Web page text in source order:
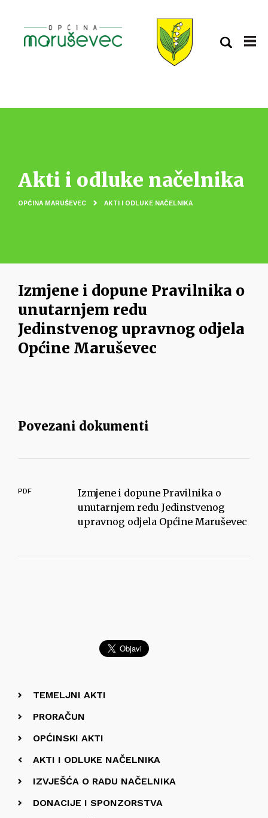
Akti i odluke načelnika
OPĆINA MARUŠEVEC AKTI I ODLUKE NAČELNIKA
Izmjene i dopune Pravilnika o
unutarnjem redu
Jedinstvenog upravnog odjela
Općine Maruševec
Povezani dokumenti
PDF
Izmjene i dopune Pravilnika o
unutarnjem redu Jedinstvenog
upravnog odjela Općine Maruševec
TEMELJNI AKTI
PRORAČUN
OPĆINSKI AKTI
AKTI I ODLUKE NAČELNIKA
IZVJEŠĆA O RADU NAČELNIKA
DONACIJE I SPONZORSTVA